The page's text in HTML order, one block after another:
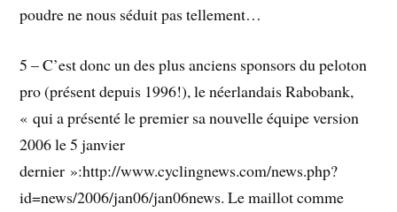
poudre ne nous séduit pas tellement…
5 – C’est donc un des plus anciens sponsors du peloton
pro (présent depuis 1996!), le néerlandais Rabobank,
« qui a présenté le premier sa nouvelle équipe version
2006 le 5 janvier
dernier »:http://www.cyclingnews.com/news.php?
id=news/2006/jan06/jan06news. Le maillot comme